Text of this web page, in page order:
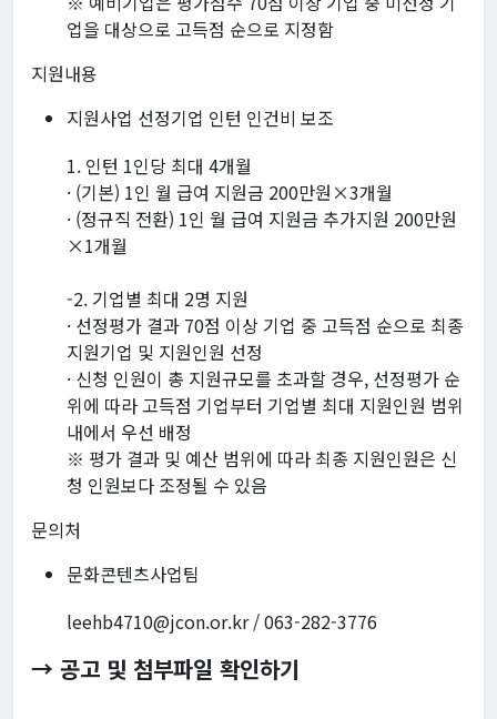
업을 대상으로 고득점 순으로 지정함
지원내용
지원사업 선정기업 인턴 인건비 보조
1. 인턴 1인당 최대 4개월
· (기본) 1인 월 급여 지원금 200만원×3개월
· (정규직 전환) 1인 월 급여 지원금 추가지원 200만원
×1개월
-2. 기업별 최대 2명 지원
· 선정평가 결과 70점 이상 기업 중 고득점 순으로 최종
지원기업 및 지원인원 선정
· 신청 인원이 총 지원규모를 초과할 경우, 선정평가 순
위에 따라 고득점 기업부터 기업별 최대 지원인원 범위
내에서 우선 배정
※ 평가 결과 및 예산 범위에 따라 최종 지원인원은 신
청 인원보다 조정될 수 있음
문의처
문화콘텐츠사업팀
leehb4710@jcon.or.kr / 063-282-3776
→ 공고 및 첨부파일 확인하기